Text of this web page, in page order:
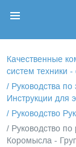
Качественные
систем техники
/ Руководства
Инструкции для
/ Руководство
/ Руководство
Коромысла -